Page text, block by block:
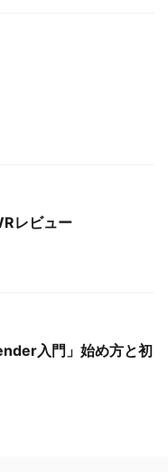
レビュー
入門」始め方と初